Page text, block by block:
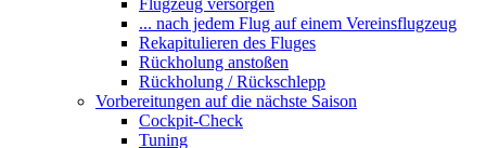
Flugzeug versorgen
... nach jedem Flug auf einem Vereinsflugzeug
Rekapitulieren des Fluges
Rückholung anstoßen
Rückholung / Rückschlepp
Vorbereitungen auf die nächste Saison
Cockpit-Check
Tuning